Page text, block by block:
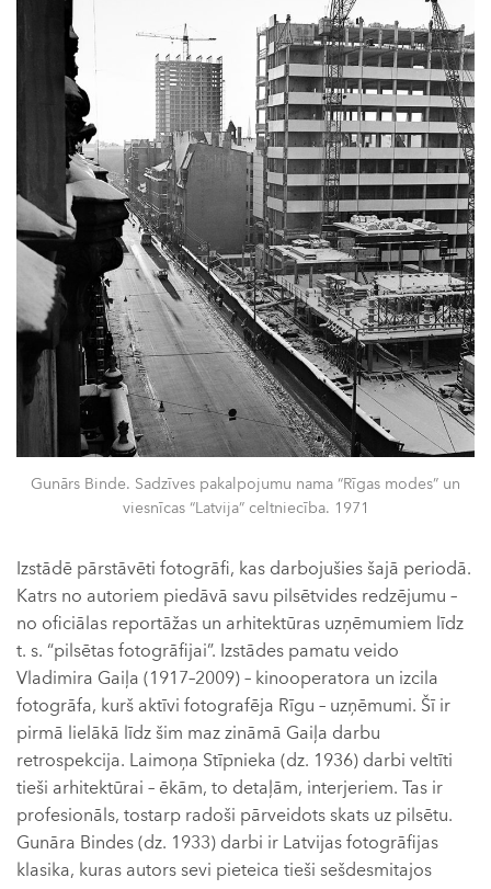
Gunārs Binde. Sadzīves pakalpojumu nama “Rīgas modes” un
viesnīcas “Latvija” celtniecība. 1971
Izstādē pārstāvēti fotogrāfi, kas darbojušies šajā periodā.
Katrs no autoriem piedāvā savu pilsētvides redzējumu –
no oficiālas reportāžas un arhitektūras uzņēmumiem līdz
t. s. “pilsētas fotogrāfijai”. Izstādes pamatu veido
Vladimira Gaiļa (1917–2009) – kinooperatora un izcila
fotogrāfa, kurš aktīvi fotografēja Rīgu – uzņēmumi. Šī ir
pirmā lielākā līdz šim maz zināmā Gaiļa darbu
retrospekcija. Laimoņa Stīpnieka (dz. 1936) darbi veltīti
tieši arhitektūrai – ēkām, to detaļām, interjeriem. Tas ir
profesionāls, tostarp radoši pārveidots skats uz pilsētu.
Gunāra Bindes (dz. 1933) darbi ir Latvijas fotogrāfijas
klasika, kuras autors sevi pieteica tieši sešdesmitajos